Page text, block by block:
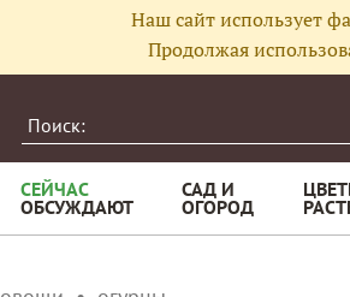
Наш сайт использует
Продолжая
СЕЙЧАС
ОБСУЖДАЮТ
САД И
ОГОРОД